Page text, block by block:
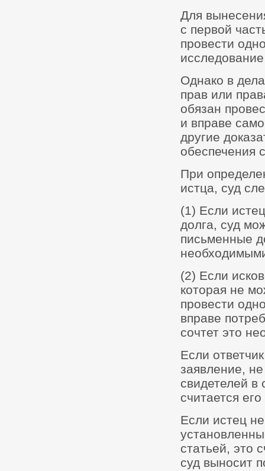
Для
с первой
провести
Однако в
прав или
обязан
и вправе
другие
обеспечения
При
истца, суд
(1) Если
долга, суд
письменные
(2) Если
которая не
провести
вправе
сочтет это
Если
заявление,
свидетелей в
считается
Если истец
статьей, это
суд выносит